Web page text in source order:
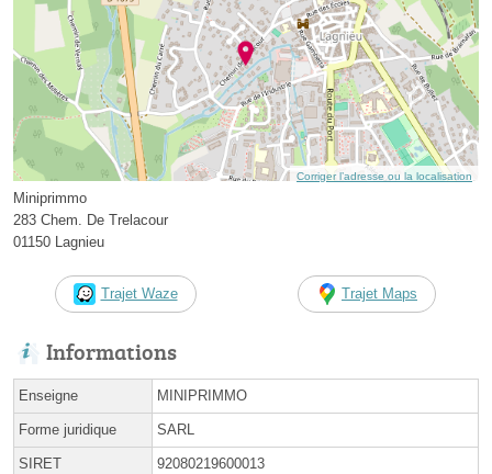
Corriger l’adresse ou la localisation
Miniprimmo
283 Chem. De Trelacour
01150 Lagnieu
Trajet Waze Trajet Maps
Informations
Enseigne MINIPRIMMO
Forme juridique SARL
SIRET 92080219600013